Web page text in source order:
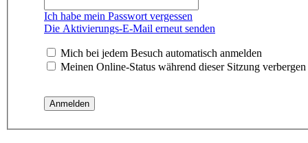
Ich habe mein Passwort vergessen
Die Aktivierungs-E-Mail erneut senden
Mich bei jedem Besuch automatisch anmelden
Meinen Online-Status während dieser Sitzung verbergen